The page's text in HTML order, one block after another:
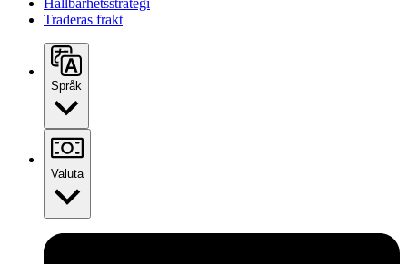
Traderas frakt
Språk
Valuta